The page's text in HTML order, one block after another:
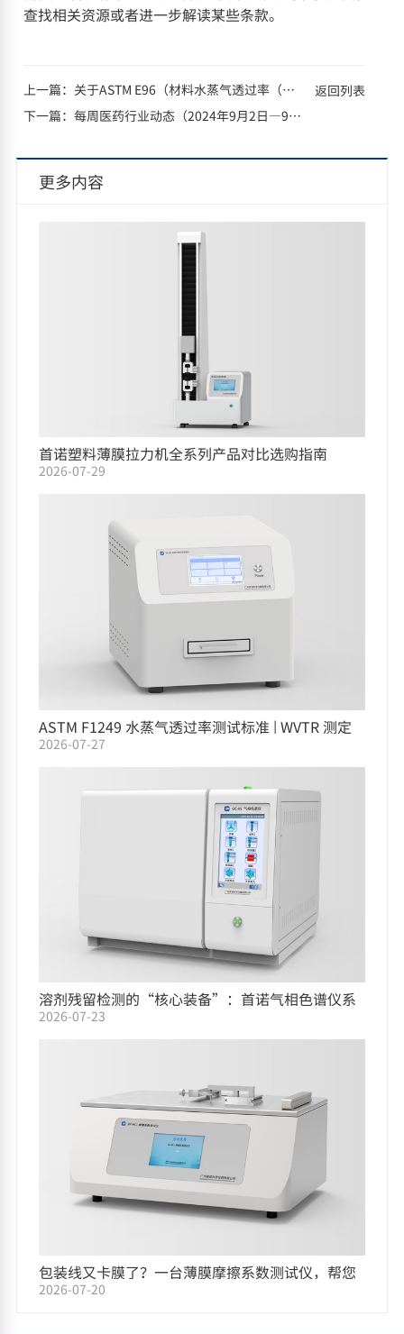
查找相关资源或者进一步解读某些条款。
上一篇： 关于ASTM E96（材料水蒸气透过率（WVTR）的测试方法）的解读
下一篇：每周医药行业动态（2024年9月2日—9月8日）
返回列表
更多内容
首诺塑料薄膜拉力机全系列产品对比选购指南
2026-07-29
ASTM F1249 水蒸气透过率测试标准 | WVTR 测定
仪选型指南
2026-07-27
溶剂残留检测的“核心装备”：首诺气相色谱仪系
列
2026-07-23
包装线又卡膜了？一台薄膜摩擦系数测试仪，帮您
把原因找出来
2026-07-20